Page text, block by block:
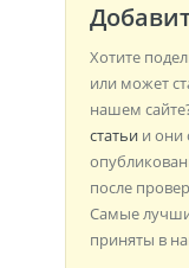
Хотите
или может
нашем
статьи и они
после
Самые
приняты в